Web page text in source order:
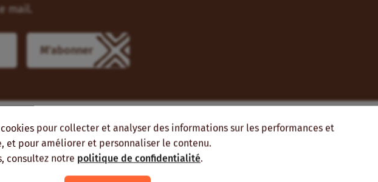
pour collecter et analyser des informations sur les performances et
et pour améliorer et personnaliser le contenu.
consultez notre politique de confidentialité.
M'abonner
vous intéresser
RÉGIONS MÊME AUTEUR